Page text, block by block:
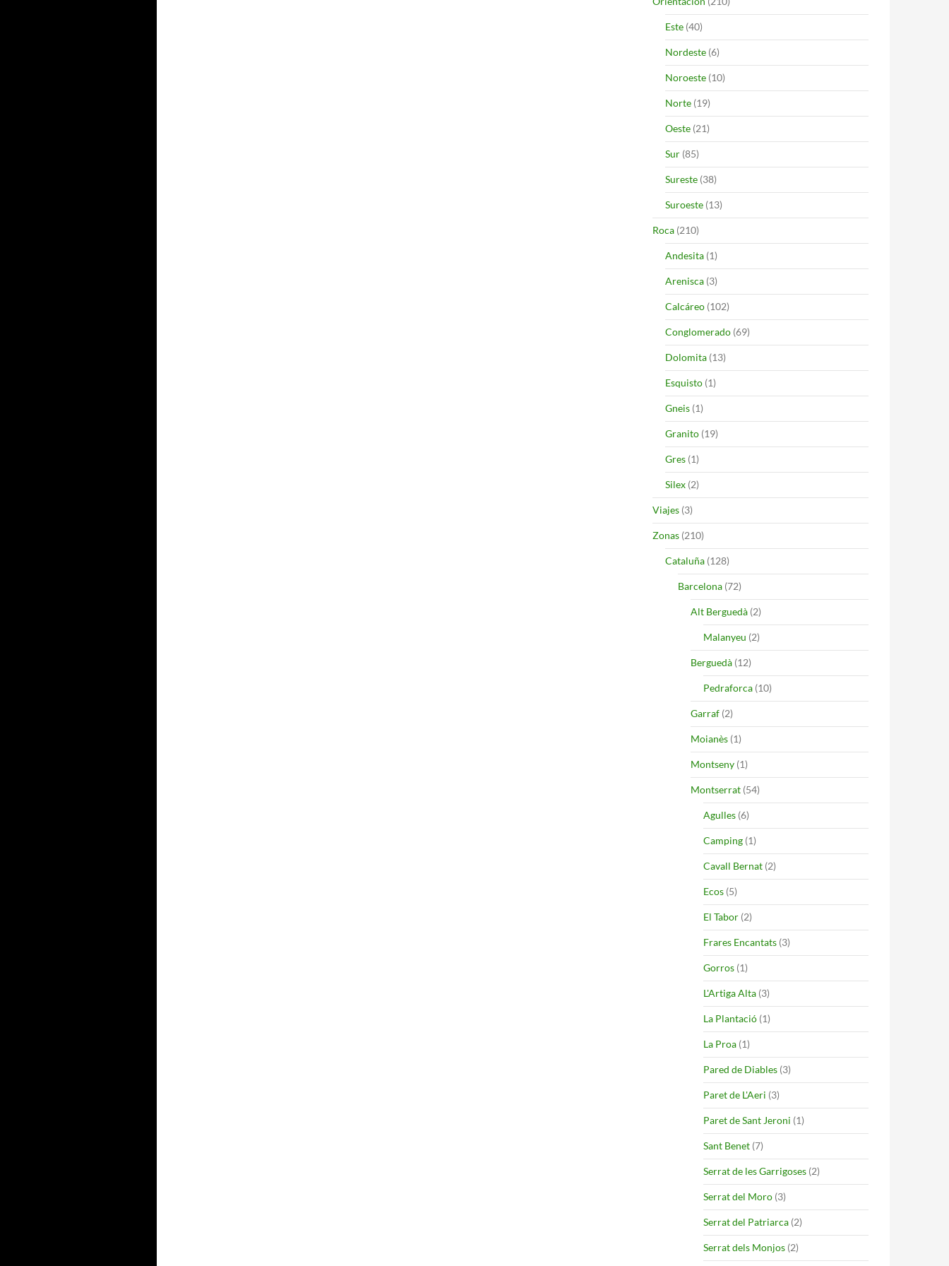
Este (40)
Nordeste (6)
Noroeste (10)
Norte (19)
Oeste (21)
Sur (85)
Sureste (38)
Suroeste (13)
Roca (210)
Andesita (1)
Arenisca (3)
Calcáreo (102)
Conglomerado (69)
Dolomita (13)
Esquisto (1)
Gneis (1)
Granito (19)
Gres (1)
Silex (2)
Viajes (3)
Zonas (210)
Cataluña (128)
Barcelona (72)
Alt Berguedà (2)
Malanyeu (2)
Berguedà (12)
Pedraforca (10)
Garraf (2)
Moianès (1)
Montseny (1)
Montserrat (54)
Agulles (6)
Camping (1)
Cavall Bernat (2)
Ecos (5)
El Tabor (2)
Frares Encantats (3)
Gorros (1)
L'Artiga Alta (3)
La Plantació (1)
La Proa (1)
Pared de Diables (3)
Paret de L'Aeri (3)
Paret de Sant Jeroni (1)
Sant Benet (7)
Serrat de les Garrigoses (2)
Serrat del Moro (3)
Serrat del Patriarca (2)
Serrat dels Monjos (2)